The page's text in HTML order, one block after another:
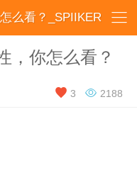
么看？_SPIIKER 
，你怎么看？
 2188
 3